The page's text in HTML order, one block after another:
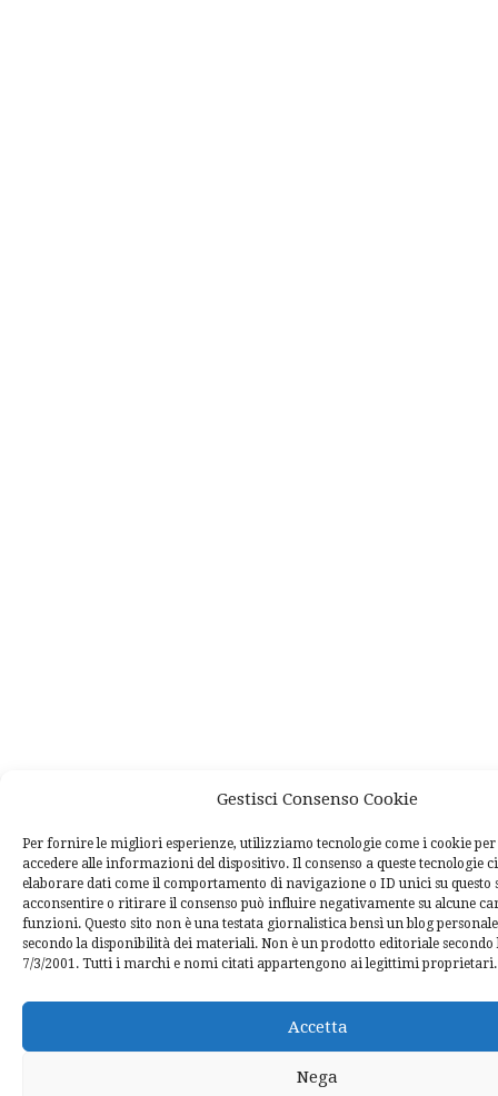
Gestisci Consenso Cookie
Per fornire le migliori esperienze, utilizziamo tecnologie come i cookie
accedere alle informazioni del dispositivo. Il consenso a queste tecnologie
elaborare dati come il comportamento di navigazione o ID unici su questo
acconsentire o ritirare il consenso può influire negativamente su alcune
funzioni. Questo sito non è una testata giornalistica bensì un blog
secondo la disponibilità dei materiali. Non è un prodotto editoriale secondo
7/3/2001. Tutti i marchi e nomi citati appartengono ai legittimi proprietari.
Accetta
Nega